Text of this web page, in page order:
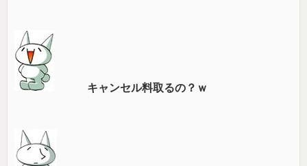
キャンセル料取るの？ｗ